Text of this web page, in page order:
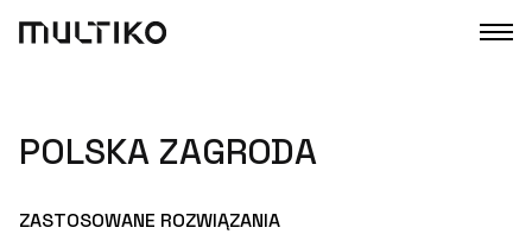
POLSKA ZAGRODA
ZASTOSOWANE ROZWIĄZANIA